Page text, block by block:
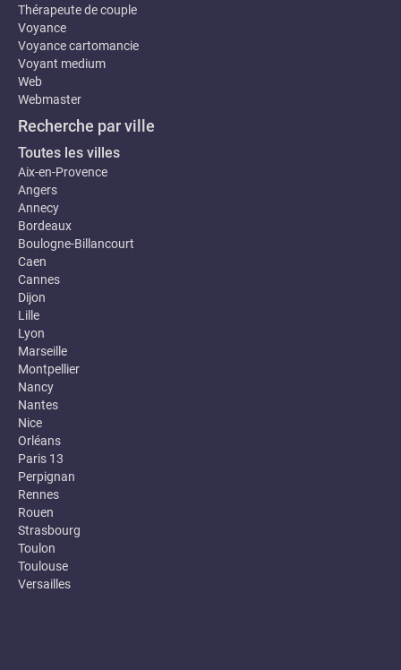
Thérapeute de couple
Voyance
Voyance cartomancie
Voyant medium
Web
Webmaster
Recherche par ville
Toutes les villes
Aix-en-Provence
Angers
Annecy
Bordeaux
Boulogne-Billancourt
Caen
Cannes
Dijon
Lille
Lyon
Marseille
Montpellier
Nancy
Nantes
Nice
Orléans
Paris 13
Perpignan
Rennes
Rouen
Strasbourg
Toulon
Toulouse
Versailles